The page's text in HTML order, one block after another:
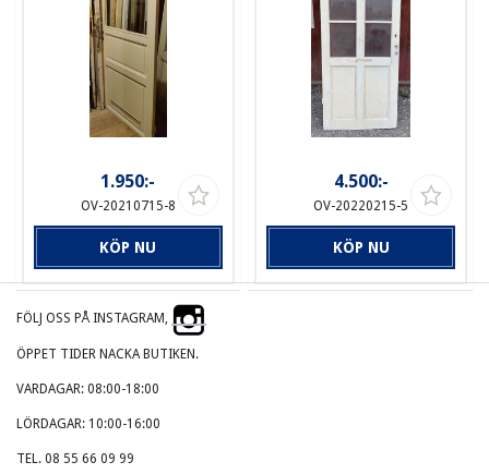
1.950:-
OV-20210715-8
KÖP NU
4.500:-
OV-20220215-5
KÖP NU
FÖLJ OSS PÅ INSTAGRAM,
ÖPPET TIDER NACKA BUTIKEN.
VARDAGAR: 08:00-18:00
LÖRDAGAR: 10:00-16:00
TEL. 08 55 66 09 99